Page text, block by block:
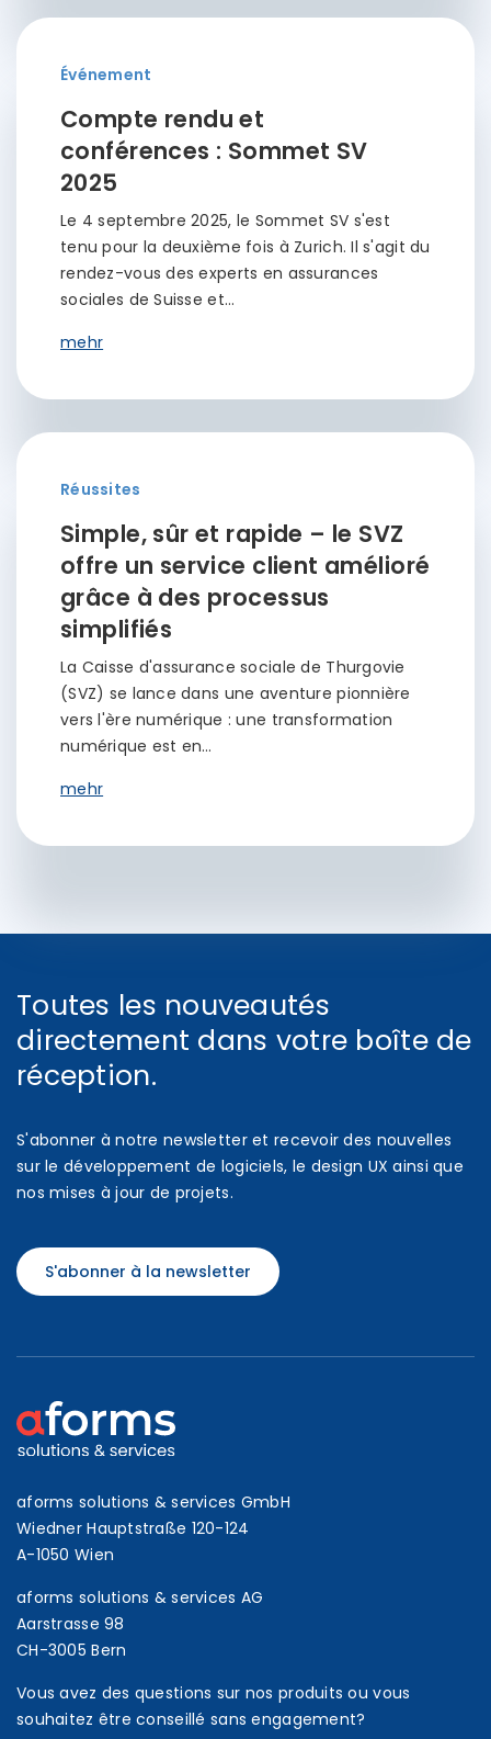
Événement
Compte rendu et
conférences : Sommet SV
2025
Le 4 septembre 2025, le Sommet SV s'est
tenu pour la deuxième fois à Zurich. Il s'agit du
rendez-vous des experts en assurances
sociales de Suisse et…
mehr
Réussites
Simple, sûr et rapide – le SVZ
offre un service client amélioré
grâce à des processus
simplifiés
La Caisse d'assurance sociale de Thurgovie
(SVZ) se lance dans une aventure pionnière
vers l'ère numérique : une transformation
numérique est en…
mehr
Toutes les nouveautés
directement dans votre boîte de
réception.
S'abonner à notre newsletter et recevoir des nouvelles
sur le développement de logiciels, le design UX ainsi que
nos mises à jour de projets.
S'abonner à la newsletter
aforms solutions & services GmbH
Wiedner Hauptstraße 120-124
A-1050 Wien
aforms solutions & services AG
Aarstrasse 98
CH-3005 Bern
Vous avez des questions sur nos produits ou vous
souhaitez être conseillé sans engagement?